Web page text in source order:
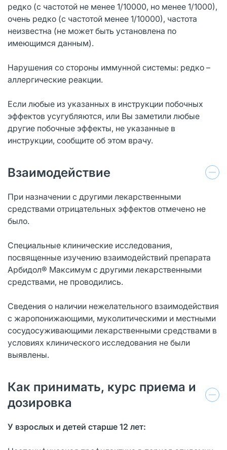
редко (с частотой не менее 1/10000, но менее 1/1000),
очень редко (с частотой менее 1/10000), частота
неизвестна (не может быть установлена по
имеющимся данным).
Нарушения со стороны иммунной системы: редко –
аллергические реакции.
Если любые из указанных в инструкции побочных
эффектов усугубляются, или Вы заметили любые
другие побочные эффекты, не указанные в
инструкции, сообщите об этом врачу.
Взаимодействие
При назначении с другими лекарственными
средствами отрицательных эффектов отмечено не
было.
Специальные клинические исследования,
посвященные изучению взаимодействий препарата
Арбидол® Максимум с другими лекарственными
средствами, не проводились.
Сведения о наличии нежелательного взаимодействия
с жаропонижающими, муколитическими и местными
сосудосуживающими лекарственными средствами в
условиях клинического исследования не были
выявлены.
Как принимать, курс приема и
дозировка
У взрослых и детей старше 12 лет: